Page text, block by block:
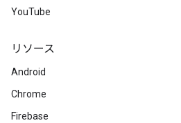
YouTube
リソース
Android
Chrome
Firebase